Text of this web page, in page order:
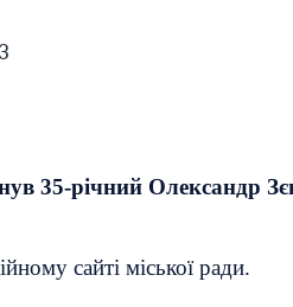
35-річний Олександр
сайті міської ради.